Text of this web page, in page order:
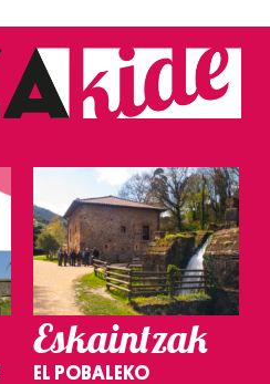
Eskaintzak
EL POBALEKO